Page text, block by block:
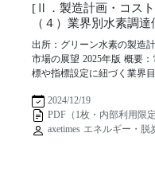
[Ⅱ．製造計画・コス
（４）業界別水素調
出所：グリーン水素の製造
市場の展望 2025年版 概要
標や指標設定に紐づく業界
2024/12/19
PDF（1枚・内部利用限
axetimes エネルギー・脱